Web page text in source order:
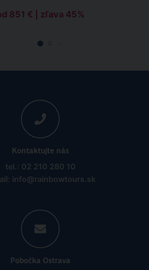
851 € | zľava 45%
Kontaktujte nás
tel.: 02 210 280 10
info@rainbowtours.sk
Pobočka Ostrava